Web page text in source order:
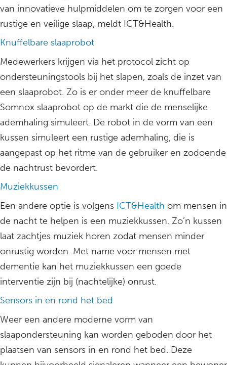
van innovatieve hulpmiddelen om te zorgen voor een
rustige en veilige slaap, meldt ICT&Health.
Knuffelbare slaaprobot
Medewerkers krijgen via het protocol zicht op
ondersteuningstools bij het slapen, zoals de inzet van
een slaaprobot. Zo is er onder meer de knuffelbare
Somnox slaaprobot op de markt die de menselijke
ademhaling simuleert. De robot in de vorm van een
kussen simuleert een rustige ademhaling, die is
aangepast op het ritme van de gebruiker en zodoende
de nachtrust bevordert.
Muziekkussen
Een andere optie is volgens ICT&Health om mensen in
de nacht te helpen is een muziekkussen. Zo’n kussen
laat zachtjes muziek horen zodat mensen minder
onrustig worden. Met name voor mensen met
dementie kan het muziekkussen een goede
interventie zijn bij (nachtelijke) onrust.
Sensors in en rond het bed
Weer een andere moderne vorm van
slaapondersteuning kan worden geboden door het
plaatsen van sensors in en rond het bed. Deze